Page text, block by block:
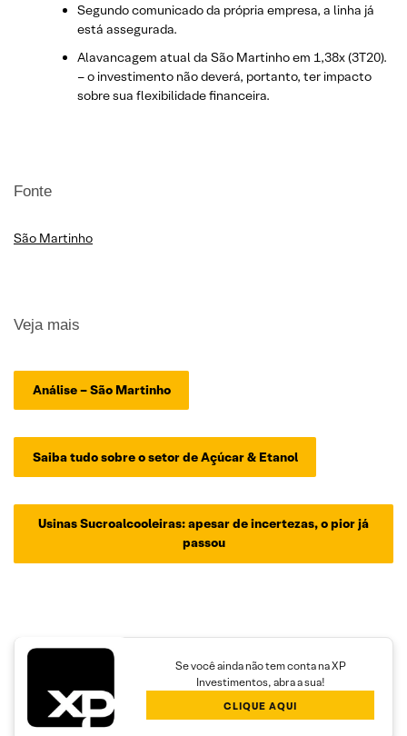
Segundo comunicado da própria empresa, a linha já
está assegurada.
Alavancagem atual da São Martinho em 1,38x (3T20).
– o investimento não deverá, portanto, ter impacto
sobre sua flexibilidade financeira.
Fonte
São Martinho
Veja mais
Análise – São Martinho
Saiba tudo sobre o setor de Açúcar & Etanol
Usinas Sucroalcooleiras: apesar de incertezas, o pior já
passou
Se você ainda não tem conta na XP
Investimentos, abra a sua!
CLIQUE AQUI